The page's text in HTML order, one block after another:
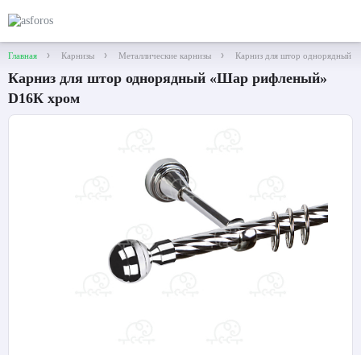
Главная Карнизы Металлические карнизы Карниз для штор однорядный
Карниз для штор однорядный «Шар рифленый»
D16К хром